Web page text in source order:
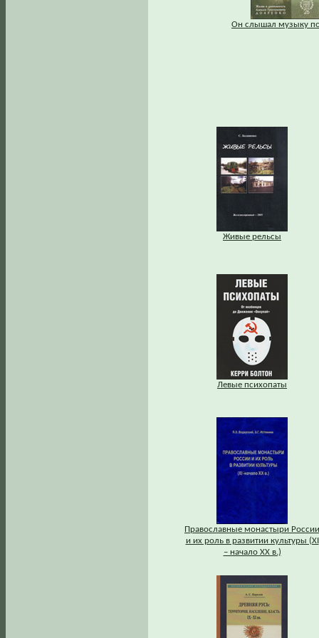
Он слышал музыку
Живые рельсы
Левые психопаты
Православные монастыри России
и их роль в развитии культуры (XI
– начало XX в.)